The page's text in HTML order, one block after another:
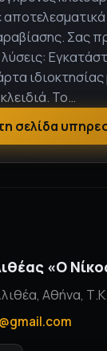
στην
κλειδώνει
ότι ο χώρος σας
να
Τα
σελίδα
«Ο
Αθήνα, Τ.Κ.